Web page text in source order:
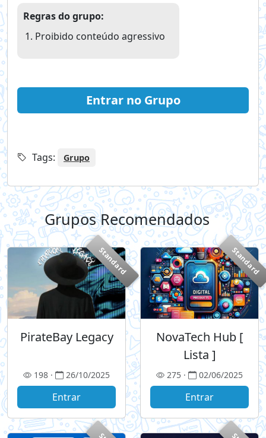
Regras do grupo:
Proibido conteúdo agressivo
Entrar no Grupo
Tags: Grupo
Grupos Recomendados+
Standard
PirateBay Legacy
198 · 26/10/2025
Entrar
Standard
NovaTech Hub [
Lista ]
275 · 02/06/2025
Entrar